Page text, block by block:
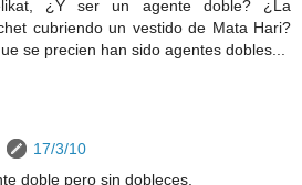
¿Y ser un agente doble? ¿La
cubriendo un vestido de Mata Hari?
se precien han sido agentes dobles...
17/3/10
doble pero sin dobleces.